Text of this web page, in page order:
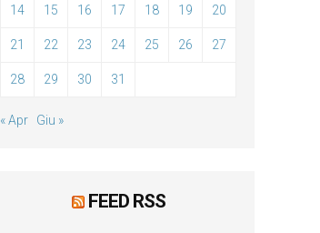
14 15 16 17 18 19 20
21 22 23 24 25 26 27
28 29 30 31
« Apr Giu »
FEED RSS